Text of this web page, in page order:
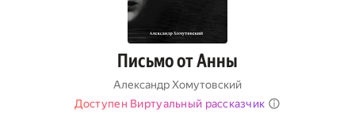
Письмо от Анны
Александр Хомутовский
Доступен Виртуальный рассказчик